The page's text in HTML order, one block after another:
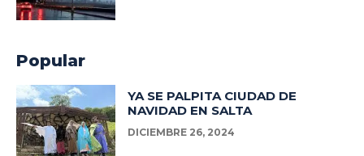
Popular
YA SE PALPITA CIUDAD DE
NAVIDAD EN SALTA
DICIEMBRE 26, 2024